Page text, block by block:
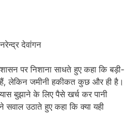
देवांगन
पर निशाना साधते हुए कहा कि बड़ी-
हैं, लेकिन जमीनी हकीकत कुछ और ही है।
बुझाने के लिए पैसे खर्च कर पानी
सवाल उठाते हुए कहा कि क्या यही